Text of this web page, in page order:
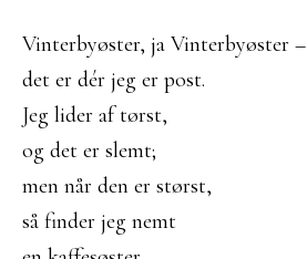
Vinterbyøster, ja Vinterbyøster –
det er dér jeg er post.
Jeg lider af tørst,
og det er slemt;
men når den er størst,
så finder jeg nemt